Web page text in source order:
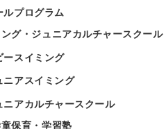
ルプログラム
ング・ジュニアカルチャースクール
ースイミング
ニアスイミング
ニアカルチャースクール
保育・学習塾